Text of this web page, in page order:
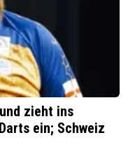
zieht ins
ein; Schweiz